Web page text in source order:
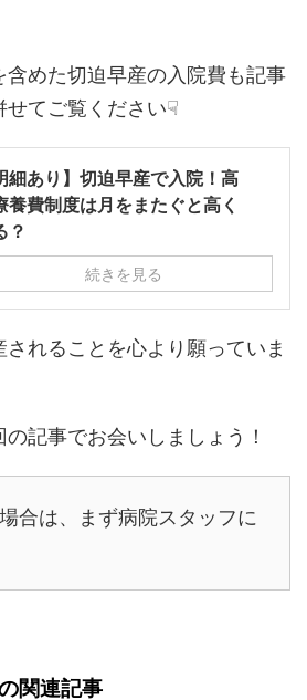
めた切迫早産の入院費も記事
てご覧ください☟
細あり】切迫早産で入院！高
養費制度は月をまたぐと高く
？
続きを見る
れることを心より願っていま
記事でお会いしましょう！
合は、まず病院スタッフに
関連記事